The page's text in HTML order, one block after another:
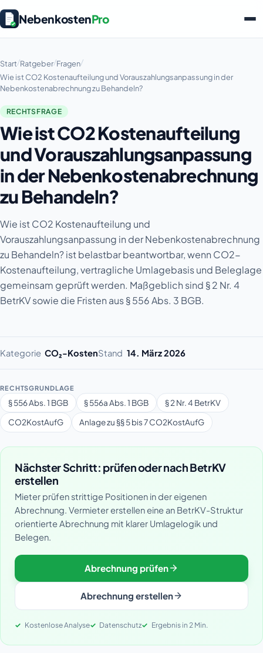
NebenkostenPro
Start/Ratgeber/Fragen/
Wie ist CO2 Kostenaufteilung und Vorauszahlungsanpassung in der
Nebenkostenabrechnung zu Behandeln?
RECHTSFRAGE
Wie ist CO2 Kostenaufteilung
und Vorauszahlungsanpassung
in der Nebenkostenabrechnung
zu Behandeln?
Wie ist CO2 Kostenaufteilung und
Vorauszahlungsanpassung in der Nebenkostenabrechnung
zu Behandeln? ist belastbar beantwortbar, wenn CO2-
Kostenaufteilung, vertragliche Umlagebasis und Beleglage
gemeinsam geprüft werden. Maßgeblich sind § 2 Nr. 4
BetrKV sowie die Fristen aus § 556 Abs. 3 BGB.
Kategorie CO₂-KostenStand 14. März 2026
RECHTSGRUNDLAGE
§ 556 Abs. 1 BGB § 556a Abs. 1 BGB
§ 2 Nr. 4 BetrKV
CO2KostAufG
Anlage zu §§ 5 bis 7 CO2KostAufG
Nächster Schritt: prüfen oder nach BetrKV
erstellen
Mieter prüfen strittige Positionen in der eigenen
Abrechnung. Vermieter erstellen eine an BetrKV-Struktur
orientierte Abrechnung mit klarer Umlagelogik und
Belegen.
Abrechnung prüfen
Abrechnung erstellen
Kostenlose Analyse Datenschutz Ergebnis in 2 Min.